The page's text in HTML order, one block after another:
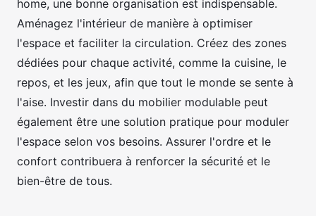
home, une bonne organisation est indispensable.
Aménagez l'intérieur de manière à optimiser
l'espace et faciliter la circulation. Créez des zones
dédiées pour chaque activité, comme la cuisine, le
repos, et les jeux, afin que tout le monde se sente à
l'aise. Investir dans du mobilier modulable peut
également être une solution pratique pour moduler
l'espace selon vos besoins. Assurer l'ordre et le
confort contribuera à renforcer la sécurité et le
bien-être de tous.